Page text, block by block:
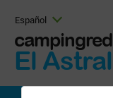
Español
campingred
El Astral